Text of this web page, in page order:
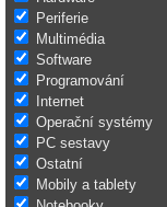
Periferie
Multimédia
Software
Programování
Internet
Operační systémy
PC sestavy
Ostatní
Mobily a tablety